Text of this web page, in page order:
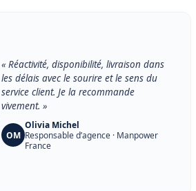
« Réactivité, disponibilité, livraison dans
les délais avec le sourire et le sens du
service client. Je la recommande
vivement. »
OM
Olivia Michel
Responsable d’agence · Manpower
France